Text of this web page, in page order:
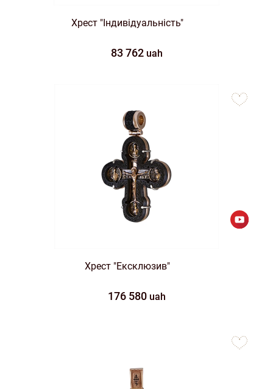
Хрест "Індивідуальність"
83 762 uah
Хрест "Ексклюзив"
176 580 uah
favorites
favorites